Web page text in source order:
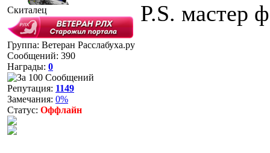
Скиталец
Группа: Ветеран Расслабуха.ру
Сообщений: 390
Награды: 0
Репутация: 1149
Замечания: 0%
Статус: Оффлайн
P.S. мастер